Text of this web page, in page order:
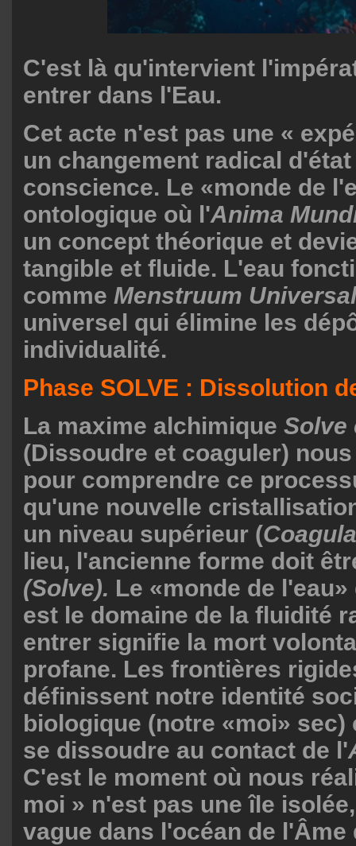
C'est là qu'intervient
entrer dans l'Eau.
Cet acte n'est pas une «
un changement radical d'état
conscience. Le «monde de
ontologique où l'Anima
un concept théorique et
tangible et fluide. L'eau
comme Menstruum
universel qui élimine les
individualité.
Phase SOLVE : Dissolution
La maxime alchimique Solve
(Dissoudre et coaguler)
pour comprendre ce
qu'une nouvelle
un niveau supérieur (Coagula
lieu, l'ancienne forme doit
(Solve). Le «monde de
est le domaine de la fluidité
entrer signifie la mort
profane. Les frontières
définissent notre identité
biologique (notre «moi» sec)
se dissoudre au contact de l'
C'est le moment où nous
moi » n'est pas une île
vague dans l'océan de l'Âme